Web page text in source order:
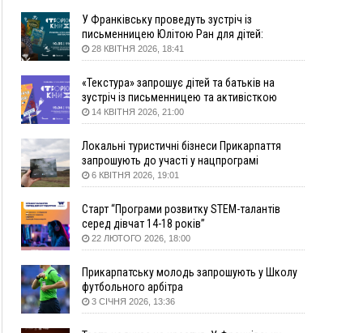
15:57
У Коломиї на одній з вулиць встановлять
комплекс автоматичної фіксації швидкості
Прикарпаття
15:00
На Закарпатті викрили масштабну схему
незаконного виключення
14:31
«Багато питань буде знято». На громадських
слуханнях в Яремче обговорили, як вирішити
питання джипінгу в Карпатах
13:54
5 «тихих» хвороб, які виявляє профілактичне
обстеження
13:30
ФОТО На Надрічній тривають останні
12:57
У Франківську зафіксували найбільшу спеку за
всю історію спостережень
12:24
Лікування наркоманії Київ: чому важливо
У Франківську проведуть зустріч із
письменницею Юлітою Ран для дітей:
говоритимуть про серію книг про Мавку
28 КВІТНЯ 2026, 18:41
«Текстура» запрошує дітей та батьків на
зустріч із письменницею та активісткою
Анною Повх
14 КВІТНЯ 2026, 21:00
Локальні туристичні бізнеси Прикарпаття
запрошують до участі у нацпрограмі
«Подорож до себе»
6 КВІТНЯ 2026, 19:01
Старт “Програми розвитку STEM-талантів
серед дівчат 14-18 років”
22 ЛЮТОГО 2026, 18:00
Прикарпатську молодь запрошують у Школу
футбольного арбітра
3 СІЧНЯ 2026, 13:36